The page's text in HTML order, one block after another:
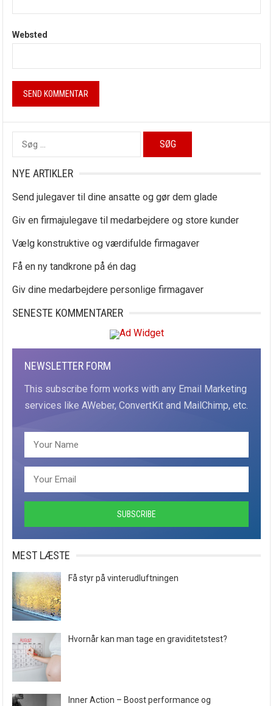
Websted
Søg
efter:
NYE ARTIKLER
Send julegaver til dine ansatte og gør dem glade
Giv en firmajulegave til medarbejdere og store kunder
Vælg konstruktive og værdifulde firmagaver
Få en ny tandkrone på én dag
Giv dine medarbejdere personlige firmagaver
SENESTE KOMMENTARER
NEWSLETTER FORM
This subscribe form works with any Email Marketing
services like AWeber, ConvertKit and MailChimp, etc.
MEST LÆSTE
Få styr på vinterudluftningen
Hvornår kan man tage en graviditetstest?
Inner Action – Boost performance og